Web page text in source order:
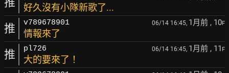
好久沒有小隊新歌了...
推 v789678901 06/14 16:45, 1月前 , 10F
情報來了
推 pl726 06/14 16:45, 1月前 , 11 F
大的要來了！